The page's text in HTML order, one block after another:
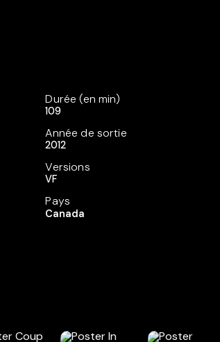
Durée (en min)
109
Année de sortie
2012
Versions
VF
Pays
Canada